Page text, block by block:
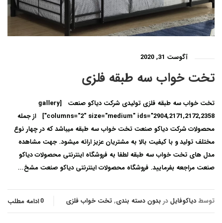
آگوست 31, 2020
تخت خواب سه طبقه فلزی
تخت خواب سه طبقه فلزی تولیدی شرکت دیاکو صنعت [gallery
columns="2" size="medium" ids="2904,2171,2172,2358"] از جمله
محصولات شرکت دیاکو صنعت تخت خواب سه طبقه میباشد که در چهار نوع
مختلف تولید و با کیفیت بالا به مشتریان عزیز ارائه میشود. جهت مشاهده
مدل های تخت خواب سه طبقه لطفا به فروشگاه اینترنتی محصولات دیاکو
صنعت مراجعه بفرمایید. فروشگاه محصولات اینترنتی دیاکو صنعت مشخ...
ادامه مطلب توسطدیاکوفایل در بدون دسته بندی,تخت خواب فلزی 0